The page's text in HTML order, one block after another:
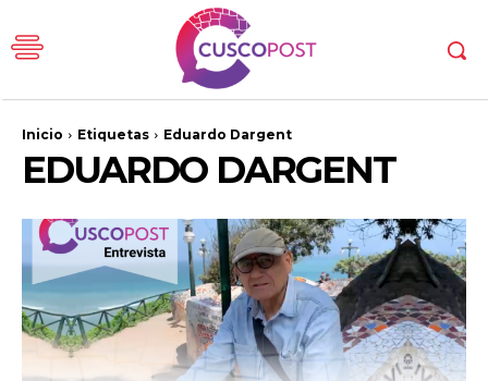
Inicio Etiquetas Eduardo Dargent
EDUARDO DARGENT